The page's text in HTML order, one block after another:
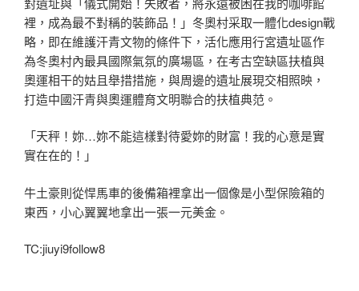
裡，成為最不對稱的裝飾品！」冬奧村采取一體化design戰
略，即在維護汗青文物的條件下，活化應用行宮遺址區作
為冬奧村內最具國際氣氛的廣場區，在考古空缺區扶植與
奧運相干的姑且舉措措施，與周邊的遺址展現交相照映，
打造中國汗青與奧運體育文明聯合的扶植典范。
「天秤！妳…妳不能這樣對待愛妳的財富！我的心意是實
實在在的！」
牛土豪則從悍馬車的後備箱裡拿出一個像是小型保險箱的
東西，小心翼翼地拿出一張一元美金。
TC:jiuyi9follow8